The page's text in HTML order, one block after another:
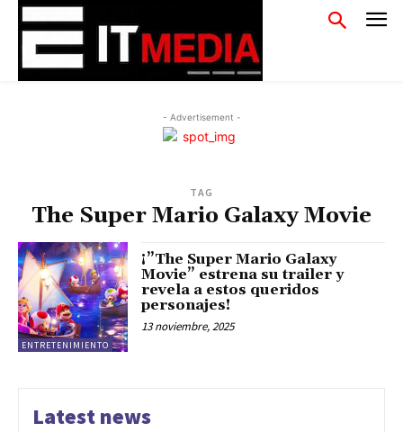
- Advertisement -
TAG
The Super Mario Galaxy Movie
ENTRETENIMIENTO
¡”The Super Mario Galaxy
Movie” estrena su trailer y
revela a estos queridos
personajes!
13 noviembre, 2025
Latest news